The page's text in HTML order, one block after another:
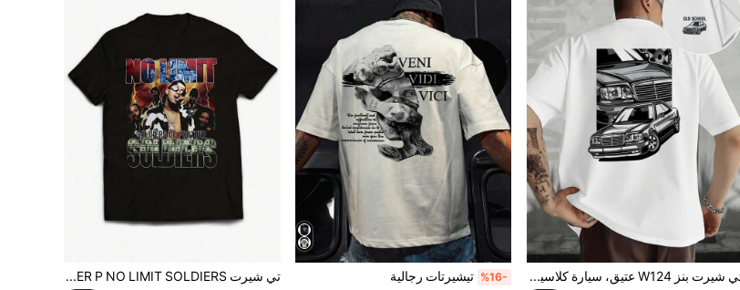
تي شيرت بنز W124 عتيق، سيارة كلاسيكية، طباعة مزدوجة الجانب، 220 جم/م² قطن 100%، ياقة دائرية كاجوال للرجال %16- تيشيرتات رجالية تي شيرت MASTER P NO LIMIT SOLDIERS، أسود، مقاس عادي، للجنسين، ملابس الشارع، هدية للرجال، صيف للرجال